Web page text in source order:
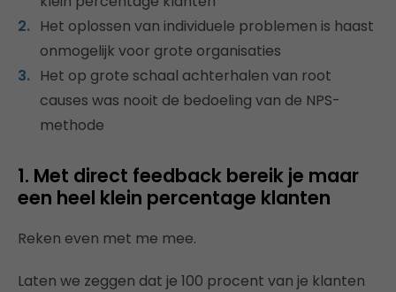
Het oplossen van individuele problemen is haast
onmogelijk voor grote organisaties
Het op grote schaal achterhalen van root
causes was nooit de bedoeling van de NPS-
methode
1. Met direct feedback bereik je maar
een heel klein percentage klanten
Reken even met me mee.
Laten we zeggen dat je 100 procent van je klanten